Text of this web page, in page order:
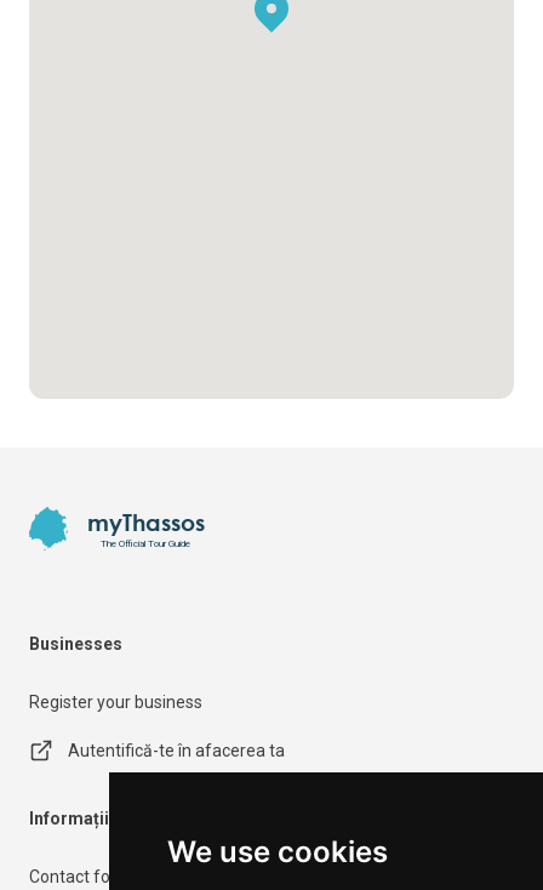
We use cookies
myThassos
The Official Tour Guide
Businesses
Register your business
Autentifică-te în afacerea ta
Informații importante
Contact form